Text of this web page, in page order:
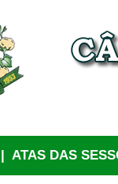
|ATAS DAS